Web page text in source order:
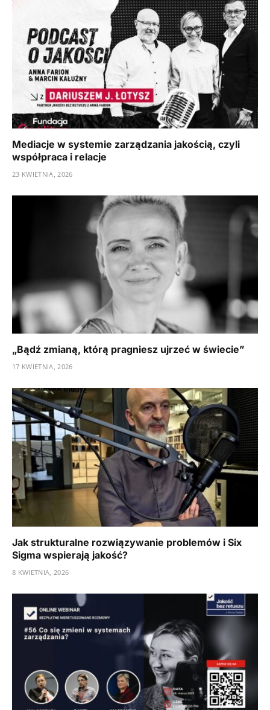
Mediacje w systemie zarządzania jakością, czyli
współpraca i relacje
23 KWIETNIA, 2026
„Bądź zmianą, którą pragniesz ujrzeć w świecie”
17 KWIETNIA, 2026
Jak strukturalne rozwiązywanie problemów i Six
Sigma wspierają jakość?
8 KWIETNIA, 2026